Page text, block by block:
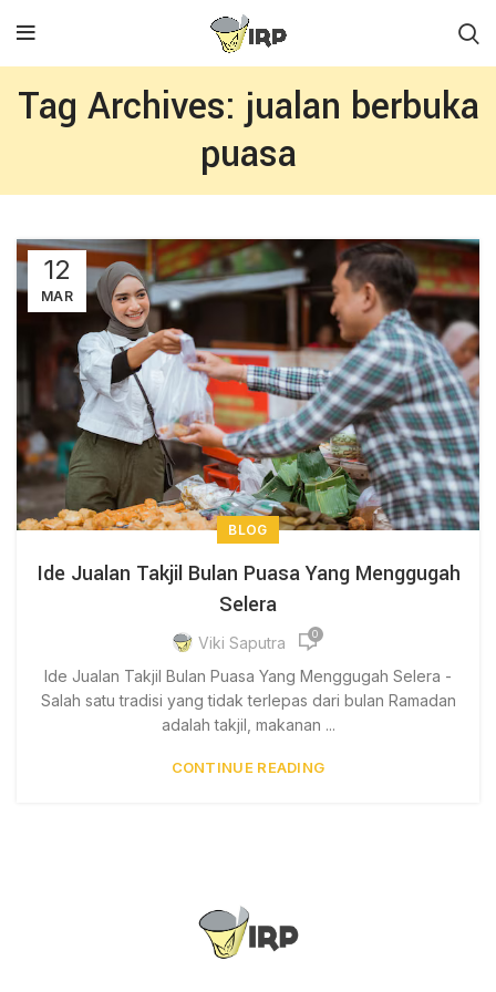
Tag Archives: jualan berbuka
puasa
12
MAR
BLOG
Ide Jualan Takjil Bulan Puasa Yang Menggugah
Selera
Viki Saputra 0
Ide Jualan Takjil Bulan Puasa Yang Menggugah Selera -
Salah satu tradisi yang tidak terlepas dari bulan Ramadan
adalah takjil, makanan ...
CONTINUE READING